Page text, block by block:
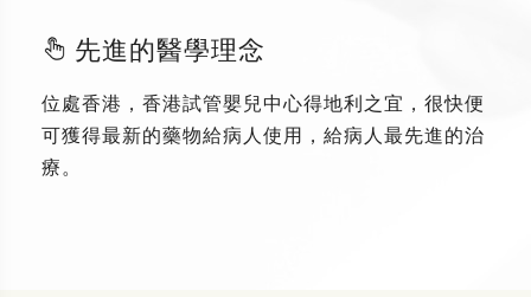
先進的醫學理念
位處香港，香港試管嬰兒中心得地利之宜，很快便
可獲得最新的藥物給病人使用，給病人最先進的治
療。